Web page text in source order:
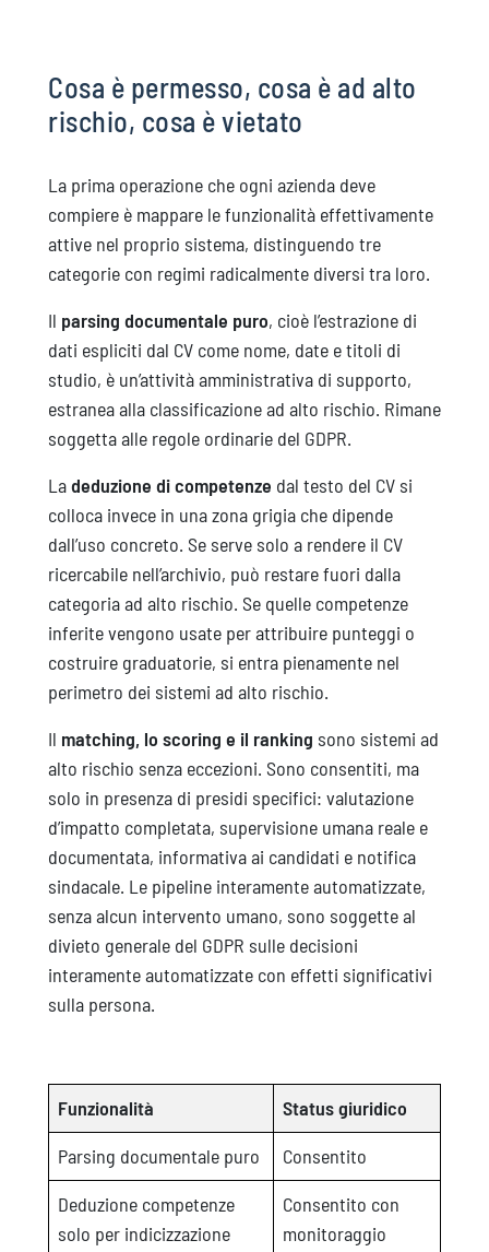
Cosa è permesso, cosa è ad alto
rischio, cosa è vietato
La prima operazione che ogni azienda deve
compiere è mappare le funzionalità effettivamente
attive nel proprio sistema, distinguendo tre
categorie con regimi radicalmente diversi tra loro.
Il parsing documentale puro, cioè l’estrazione di
dati espliciti dal CV come nome, date e titoli di
studio, è un’attività amministrativa di supporto,
estranea alla classificazione ad alto rischio. Rimane
soggetta alle regole ordinarie del GDPR.
Ladeduzione di competenze dal testo del CV si
colloca invece in una zona grigia che dipende
dall’uso concreto. Se serve solo a rendere il CV
ricercabile nell’archivio, può restare fuori dalla
categoria ad alto rischio. Se quelle competenze
inferite vengono usate per attribuire punteggi o
costruire graduatorie, si entra pienamente nel
perimetro dei sistemi ad alto rischio.
Il matching, lo scoring e il ranking sono sistemi ad
alto rischio senza eccezioni. Sono consentiti, ma
solo in presenza di presidi specifici: valutazione
d’impatto completata, supervisione umana reale e
documentata, informativa ai candidati e notifica
sindacale. Le pipeline interamente automatizzate,
senza alcun intervento umano, sono soggette al
divieto generale del GDPR sulle decisioni
interamente automatizzate con effetti significativi
sulla persona.
Funzionalità
Status giuridico
Parsing documentale puro
Consentito
Deduzione competenze
solo per indicizzazione
Consentito con
monitoraggio